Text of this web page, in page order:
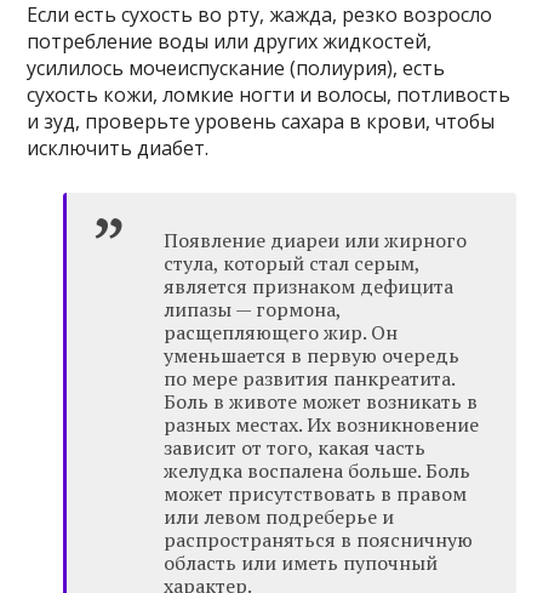
Если есть сухость во рту, жажда, резко возросло
потребление воды или других жидкостей,
усилилось мочеиспускание (полиурия), есть
сухость кожи, ломкие ногти и волосы, потливость
и зуд, проверьте уровень сахара в крови, чтобы
исключить диабет.
Появление диареи или жирного
стула, который стал серым,
является признаком дефицита
липазы — гормона,
расщепляющего жир. Он
уменьшается в первую очередь
по мере развития панкреатита.
Боль в животе может возникать в
разных местах. Их возникновение
зависит от того, какая часть
желудка воспалена больше. Боль
может присутствовать в правом
или левом подреберье и
распространяться в поясничную
область или иметь пупочный
характер.